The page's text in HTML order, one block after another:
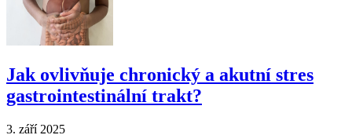
Jak ovlivňuje chronický a akutní stres
gastrointestinální trakt?
3. září 2025